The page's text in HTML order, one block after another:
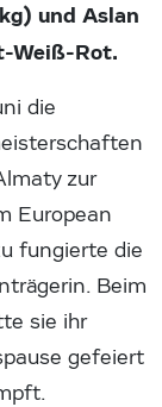
und Aslan
Weiß-Rot.
die
zur
European
fungierte die
Beim
sie ihr
gefeiert